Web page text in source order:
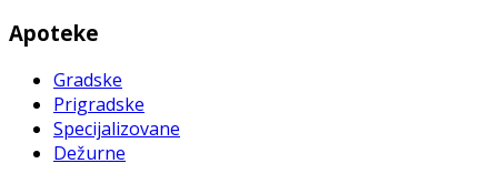
Apoteke
Gradske
Prigradske
Specijalizovane
Dežurne